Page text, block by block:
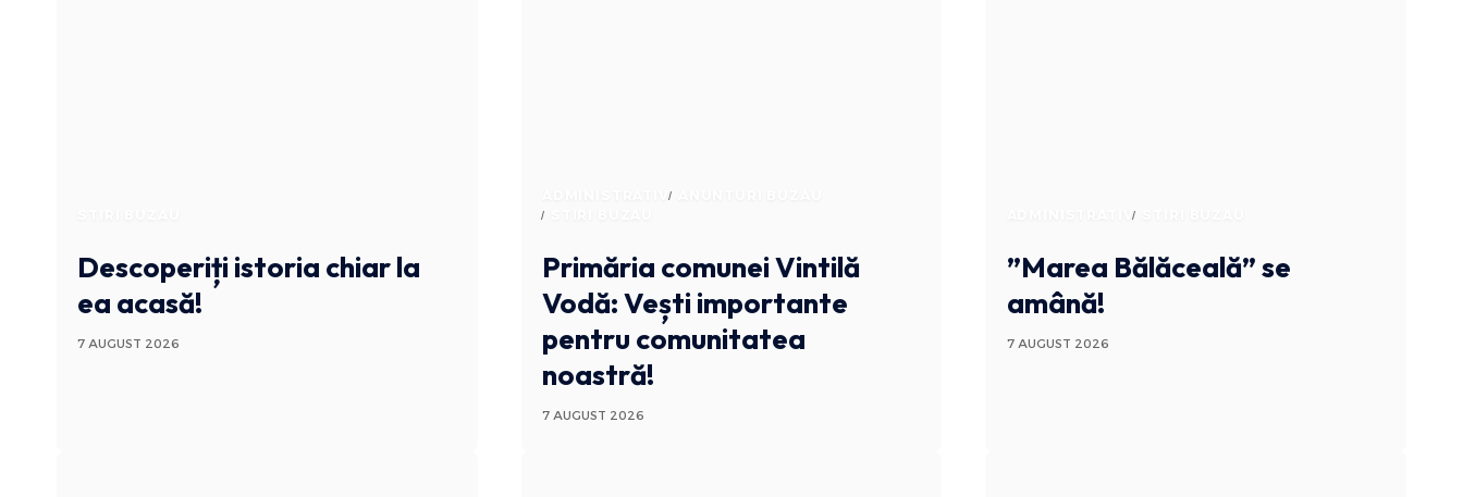
Descoperiți istoria chiar la
ea acasă!
7 AUGUST 2026
ADMINISTRATIV
Primăria comunei Vintilă
Vodă: Vești importante
pentru comunitatea
noastră!
7 AUGUST 2026
ADMINISTRATIV
”Marea Bălăceală” se
amână!
7 AUGUST 2026